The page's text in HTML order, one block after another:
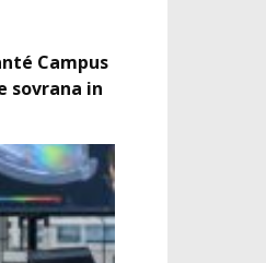
Campus
sovrana in